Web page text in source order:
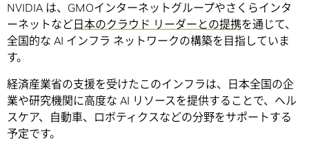
NVIDIA は、GMOインターネットグループやさくらインタ
ーネットなど日本のクラウド リーダーとの提携を通じて、
全国的な AI インフラ ネットワークの構築を目指していま
す。
経済産業省の支援を受けたこのインフラは、日本全国の企
業や研究機関に高度な AI リソースを提供することで、ヘル
スケア、自動車、ロボティクスなどの分野をサポートする
予定です。